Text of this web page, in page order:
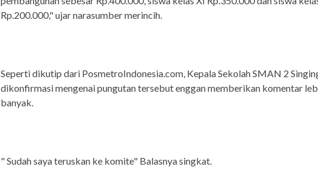
Rp.200.000," ujar narasumber merincih.
Seperti dikutip dari PosmetroIndonesia.com, Kepala Sekolah SMAN 2
dikonfirmasi mengenai pungutan tersebut enggan memberikan komentar
banyak.
" Sudah saya teruskan ke komite" Balasnya singkat.